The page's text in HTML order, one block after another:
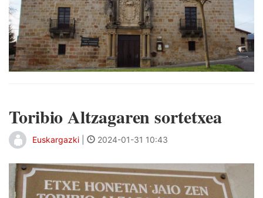
Toribio Altzagaren sortetxea
Euskargazki 2024-01-31 10:43